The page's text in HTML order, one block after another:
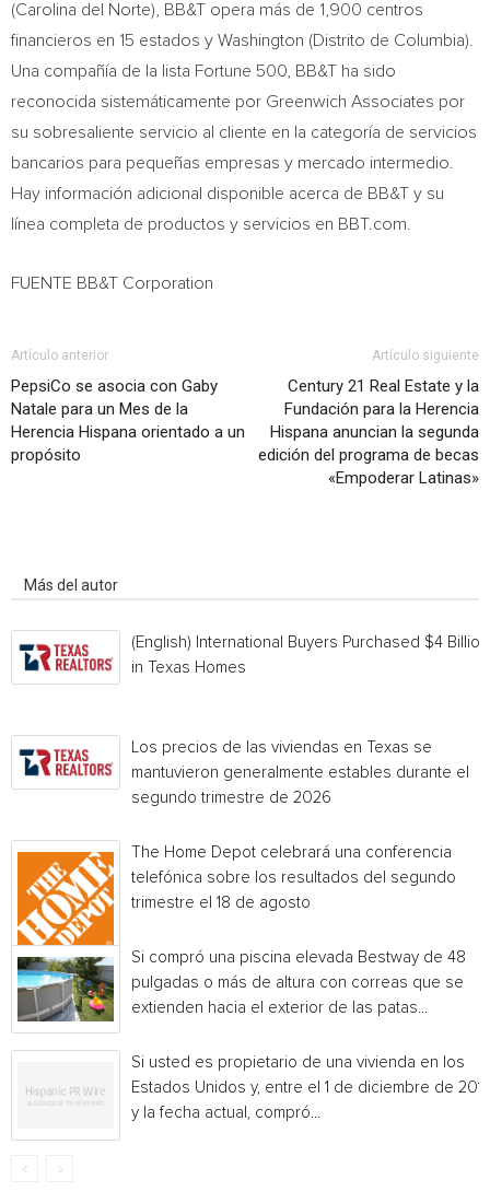
(Carolina del Norte), BB&T opera más de 1,900 centros
financieros en 15 estados y Washington (Distrito de Columbia).
Una compañía de la lista Fortune 500, BB&T ha sido
reconocida sistemáticamente por Greenwich Associates por
su sobresaliente servicio al cliente en la categoría de servicios
bancarios para pequeñas empresas y mercado intermedio.
Hay información adicional disponible acerca de BB&T y su
línea completa de productos y servicios en BBT.com.
FUENTE BB&T Corporation
Artículo anterior
PepsiCo se asocia con Gaby
Natale para un Mes de la
Herencia Hispana orientado a un
propósito
Artículo siguiente
Century 21 Real Estate y la
Fundación para la Herencia
Hispana anuncian la segunda
edición del programa de becas
«Empoderar Latinas»
Más del autor
(English) International Buyers Purchased $4 Billion
in Texas Homes
Los precios de las viviendas en Texas se
mantuvieron generalmente estables durante el
segundo trimestre de 2026
The Home Depot celebrará una conferencia
telefónica sobre los resultados del segundo
trimestre el 18 de agosto
Si compró una piscina elevada Bestway de 48
pulgadas o más de altura con correas que se
extienden hacia el exterior de las patas...
Si usted es propietario de una vivienda en los
Estados Unidos y, entre el 1 de diciembre de
y la fecha actual, compró...